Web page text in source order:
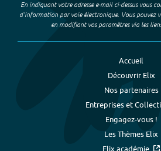
En indiquant votre adresse e-mail ci-dessus vous
d’information par voie électronique. Vous pouvez
en modifiant vos paramètres via les
Accueil
Découvrir Elix
Nos partenaires
Entreprises et
Engagez-vous !
Les Thèmes Elix
Elix académie